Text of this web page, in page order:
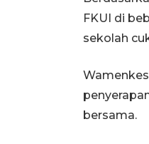
FKUI di
sekolah
bersama.